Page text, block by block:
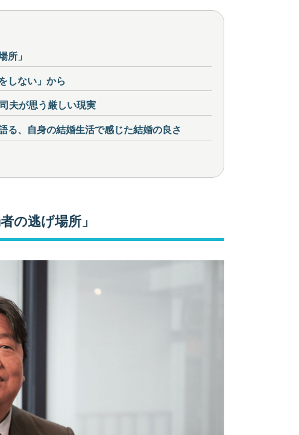
所」
しない」から
夫が思う厳しい現実
る、自身の結婚生活で感じた結婚の良さ
の逃げ場所」